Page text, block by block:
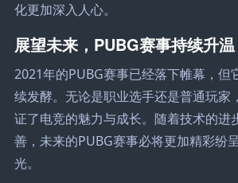
化更加深入人心。
展望未来，PUBG赛事持续升温
2021年的PUBG赛事已经落下帷幕，但
续发酵。无论是职业选手还是普通玩家
证了电竞的魅力与成长。随着技术的进
善，未来的PUBG赛事必将更加精彩纷
光。